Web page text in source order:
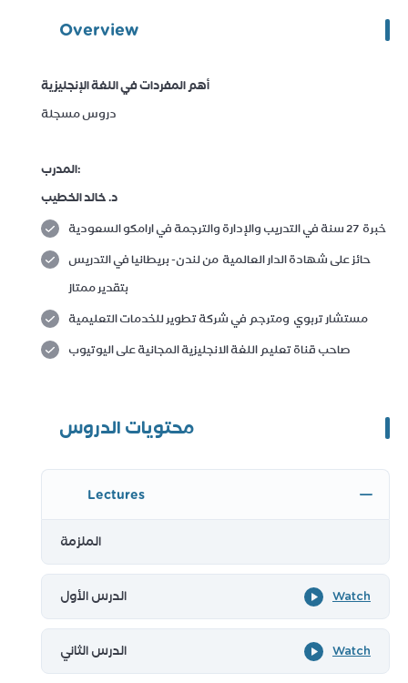
Overview
أهم المفردات في اللغة الإنجليزية
دروس مسجلة
المدرب:
د. خالد الخطيب
خبرة 27 سنة في التدريب والإدارة والترجمة في ارامكو السعودية
حائز على شهادة الدار العالمية من لندن- بريطانيا في التدريس
بتقدير ممتاز
محتويات الدروس
Lectures
الملزمة
الدرس الأول Watch
الدرس الثاني Watch